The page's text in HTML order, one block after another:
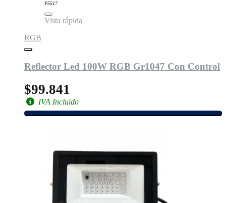
P5517
Vista rápida
RGB
Reflector Led 100W RGB Gr1047 Con Control
$99.841
IVA Incluido